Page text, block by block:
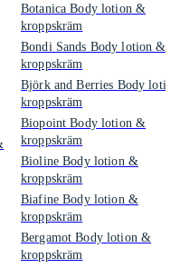
Botanica Body lotion &
kroppskräm
Bondi Sands Body lotion &
kroppskräm
Björk and Berries Body
kroppskräm
Biopoint Body lotion &
kroppskräm
Bioline Body lotion &
kroppskräm
Biafine Body lotion &
kroppskräm
Bergamot Body lotion &
kroppskräm